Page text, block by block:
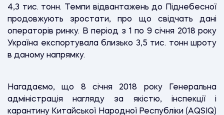
4,3 тис. тонн. Темпи відвантажень до Піднебесної
продовжують зростати, про що свідчать дані
операторів ринку. В період з 1 по 9 січня 2018 року
Україна експортувала близько 3,5 тис. тонн шроту
в даному напрямку.
Нагадаємо, що 8 січня 2018 року Генеральна
адміністрація нагляду за якістю, інспекції і
карантину Китайської Народної Республіки (AQSIQ)